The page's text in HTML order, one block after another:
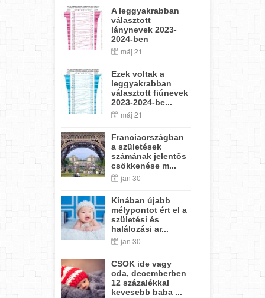
A leggyakrabban
választott
lánynevek 2023-
2024-ben
máj 21
Ezek voltak a
leggyakrabban
választott fiúnevek
2023-2024-be...
máj 21
Franciaországban
a születések
számának jelentős
csökkenése m...
jan 30
Kínában újabb
mélypontot ért el a
születési és
halálozási ar...
jan 30
CSOK ide vagy
oda, decemberben
12 százalékkal
kevesebb baba ...